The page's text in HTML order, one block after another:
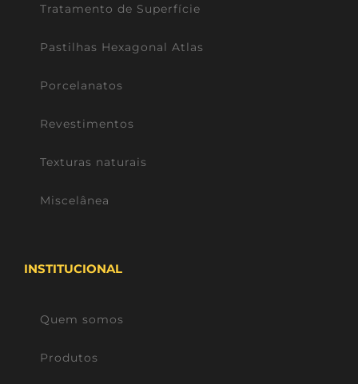
Tratamento de Superfície
Pastilhas Hexagonal Atlas
Porcelanatos
Revestimentos
Texturas naturais
Miscelânea
INSTITUCIONAL
Quem somos
Produtos